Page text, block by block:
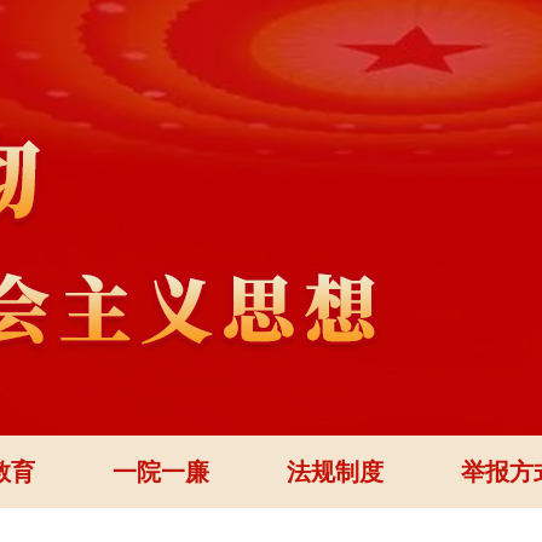
育 一院一廉 法规制度 举报方